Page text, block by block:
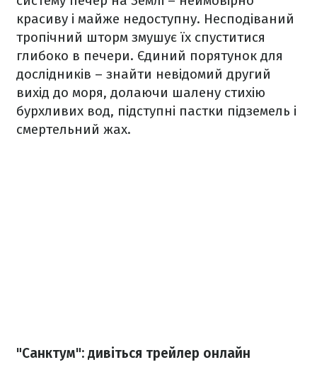
красиву і майже недоступну. Несподіваний
тропічний шторм змушує їх спуститися
глибоко в печери. Єдиний порятунок для
дослідників – знайти невідомий другий
вихід до моря, долаючи шалену стихію
бурхливих вод, підступні пастки підземель і
смертельний жах.
"Санктум": дивіться трейлер онлайн